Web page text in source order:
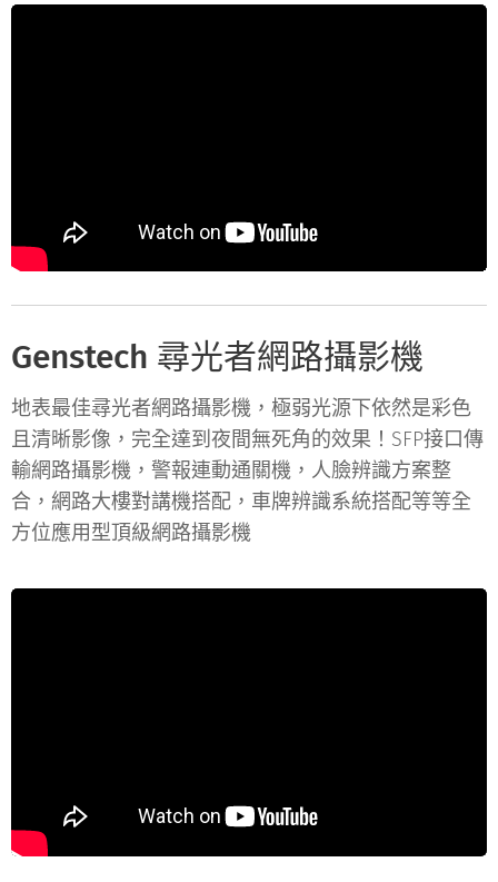
Genstech 尋光者網路攝影機
地表最佳尋光者網路攝影機，極弱光源下依然是彩色
且清晰影像，完全達到夜間無死角的效果！SFP接口傳
輸網路攝影機，警報連動通關機，人臉辨識方案整
合，網路大樓對講機搭配，車牌辨識系統搭配等等全
方位應用型頂級網路攝影機